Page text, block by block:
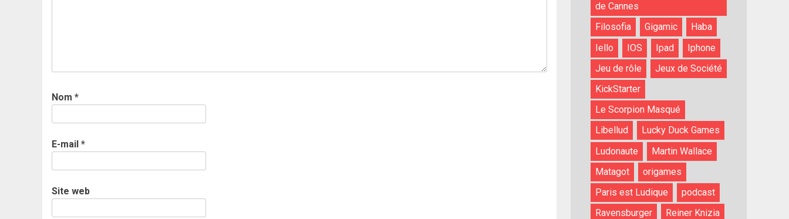
Nom *
E-mail *
Site web
de Cannes
Filosofia
Gigamic
Haba
Iello
IOS Ipad
Iphone
Jeu de rôle
Jeux de Société
KickStarter
Le Scorpion Masqué
Libellud
Lucky Duck Games
Ludonaute
Martin Wallace
Matagot
origames
Paris est Ludique
podcast
Ravensburger
Reiner Knizia